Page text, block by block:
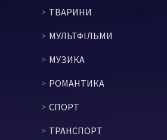
ТВАРИНИ
МУЛЬТФІЛЬМИ
МУЗИКА
РОМАНТИКА
СПОРТ
ТРАНСПОРТ